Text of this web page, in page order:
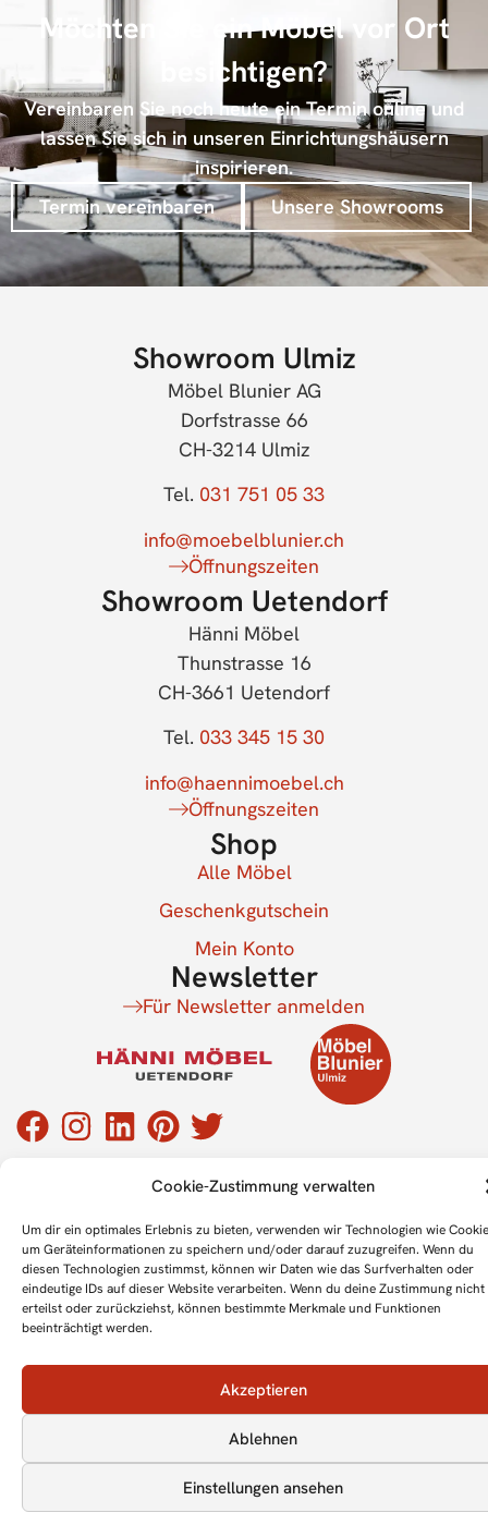
Cookie-Zustimmung verwalten
Um dir ein optimales Erlebnis zu bieten, verwenden wir Technologien wie
um Geräteinformationen zu speichern und/oder darauf zuzugreifen. Wenn du
diesen Technologien zustimmst, können wir Daten wie das Surfverhalten oder
eindeutige IDs auf dieser Website verarbeiten. Wenn du deine Zustimmung nicht
erteilst oder zurückziehst, können bestimmte Merkmale und Funktionen
beeinträchtigt werden.
Akzeptieren
Ablehnen
Einstellungen ansehen
Möchten Sie ein Möbel vor Ort
besichtigen?
Vereinbaren Sie noch heute ein Termin online und
lassen Sie sich in unseren Einrichtungshäusern
inspirieren.
Termin vereinbaren
Unsere Showrooms
Showroom Ulmiz
Möbel Blunier AG
Dorfstrasse 66
CH-3214 Ulmiz
Tel. 031 751 05 33
info@moebelblunier.ch
Öffnungszeiten
Showroom Uetendorf
Hänni Möbel
Thunstrasse 16
CH-3661 Uetendorf
Tel. 033 345 15 30
info@haennimoebel.ch
Öffnungszeiten
Shop
Alle Möbel
Geschenkgutschein
Mein Konto
Newsletter
Für Newsletter anmelden
© 2026 Möbel Blunier & Hänni Möbel
Impressum Datenschutz Cookie-Richtlinie
4.8
/